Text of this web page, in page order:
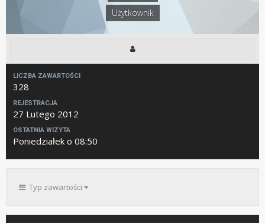
Użytkownik
LICZBA ZAWARTOŚCI
328
REJESTRACJA
27 Lutego 2012
OSTATNIA WIZYTA
Poniedziałek o 08:50
Typ zawartości